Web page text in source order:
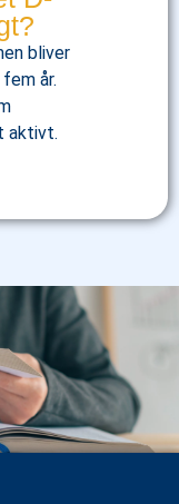
bliver
år.
aktivt.